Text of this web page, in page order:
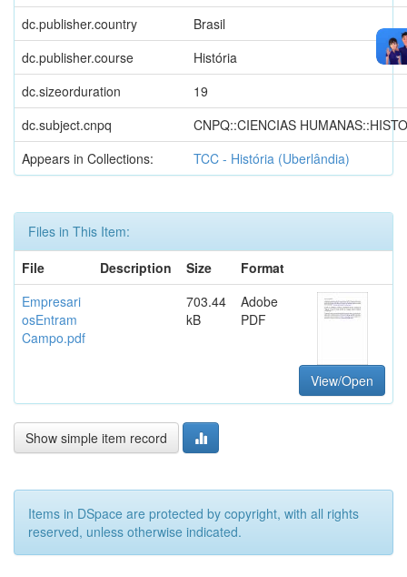
dc.publisher.country
Brasil
dc.publisher.course
História
dc.sizeorduration
19
dc.subject.cnpq
CNPQ::CIENCIAS
Appears in Collections:
TCC - História (Uberlândia)
Files in This Item:
File
Description Size
Format
Empresari
osEntram
Campo.pdf
703.44
kB
Adobe
PDF
View/Open
Show simple item record
Items in DSpace are protected by copyright, with all rights
reserved, unless otherwise indicated.